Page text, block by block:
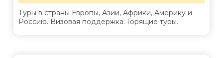
Туры в страны Европы, Азии, Африки, Америку и
Россию. Визовая поддержка. Горящие туры.